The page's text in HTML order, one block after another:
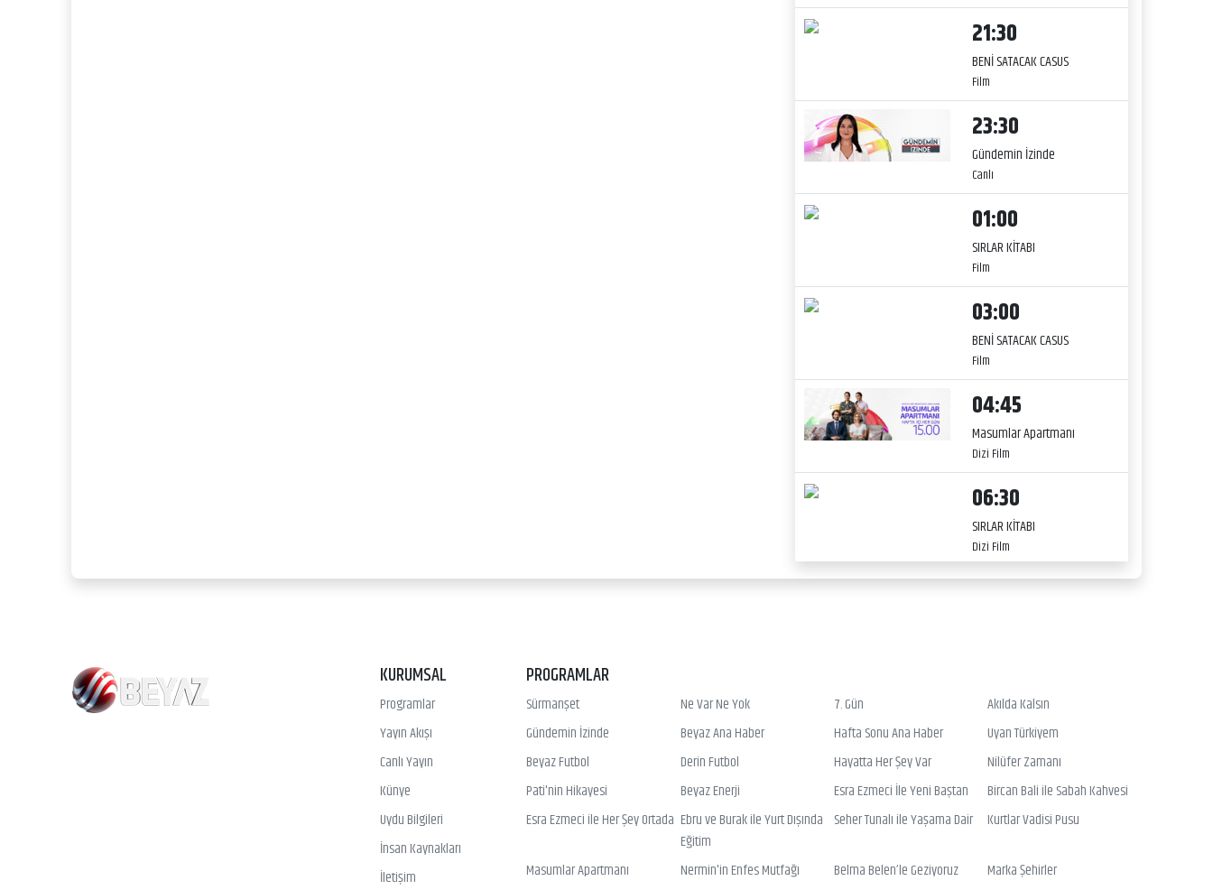
21:30
BENİ SATACAK CASUS
Film
23:30
Gündemin İzinde
Canlı
01:00
SIRLAR KİTABI
Film
03:00
BENİ SATACAK CASUS
Film
04:45
Masumlar Apartmanı
Dizi Film
06:30
SIRLAR KİTABI
Dizi Film
KURUMSAL
Programlar
Yayın Akışı
Canlı Yayın
Künye
Uydu Bilgileri
İnsan Kaynakları
İletişim
PROGRAMLAR
Sürmanşet Ne Var Ne Yok 7. Gün
Akılda Kalsın
Gündemin İzinde
Beyaz Ana Haber Hafta Sonu Ana Haber
Uyan Türkiyem
Beyaz Futbol
Derin Futbol Hayatta Her Şey Var
Nilüfer Zamanı
Pati'nin Hikayesi
Beyaz Enerji Esra Ezmeci İle Yeni Baştan
Bircan Bali ile Sabah Kahvesi
Esra Ezmeci ile Her Şey Ortada Ebru ve Burak ile Yurt Dışında
Eğitim
Seher Tunalı ile Yaşama Dair Kurtlar Vadisi Pusu
Masumlar Apartmanı Nermin'in Enfes Mutfağı Belma Belen’le Geziyoruz
Marka Şehirler